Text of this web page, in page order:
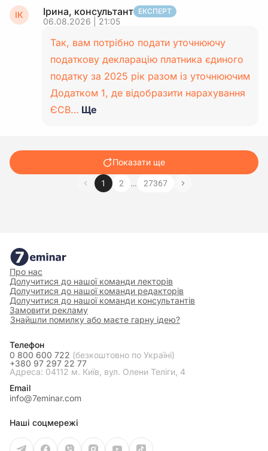
ІК Ірина, консультант ЕКСПЕРТ
06.08.2026 | 21:05
Так, вам потрібно подати уточнюючу
податкову декларацію платника єдиного
податку за 2025 рік разом із уточнюючим
Додатком 1, де відобразити нарахування
ЄСВ… Ще
Показати ще
1 2 … 27367
Про нас
Долучитися до нашої команди лекторів
Долучитися до нашої команди редакторів
Долучитися до нашої команди консультантів
Замовити рекламу
Знайшли помилку або маєте гарну ідею?
Телефон
0 800 600 722 (безкоштовно по Україні)
+380 97 297 22 77
Адреса: 04112 м. Київ, вул. Олени Теліги, 4
Email
info@7eminar.com
Наші соцмережі